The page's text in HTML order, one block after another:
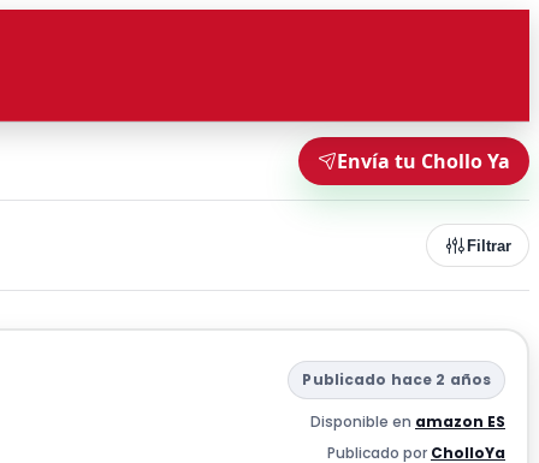
Envía tu Chollo Ya
Filtrar
Publicado hace 2 años
Disponible en amazon ES
Publicado por CholloYa